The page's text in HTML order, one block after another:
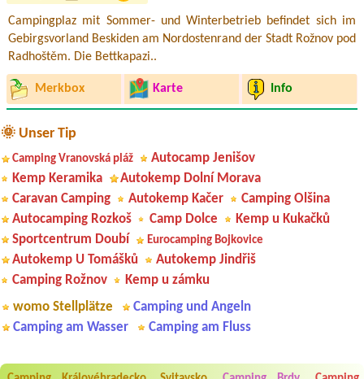
Campingplaz mit Sommer- und Winterbetrieb befindet sich im
Gebirgsvorland Beskiden am Nordostenrand der Stadt Rožnov pod
Radhoštěm. Die Bettkapazi..
Merkbox Karte Info
🌞 Unser Tip
Camping Vranovská pláž
Autocamp Jenišov
Kemp Keramika
Autokemp Dolní Morava
Caravan Camping
Autokemp Kačer
Camping Olšina
Autocamping Rozkoš
Camp Dolce
Kemp u Kukačků
Sportcentrum Doubí
Eurocamping Bojkovice
Autokemp U Tomášků
Autokemp Jindřiš
Camping Rožnov
Kemp u zámku
womo Stellplätze
Camping und Angeln
Camping am Wasser
Camping am Fluss